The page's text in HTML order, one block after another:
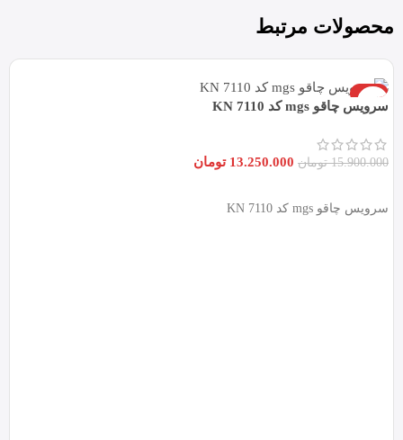
محصولات مرتبط
-17%
سرویس چاقو mgs کد KN 7110
15.900.000 تومان 13.250.000 تومان
سرویس چاقو mgs کد KN 7110